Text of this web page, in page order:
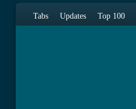
Tabs Updates Top 100